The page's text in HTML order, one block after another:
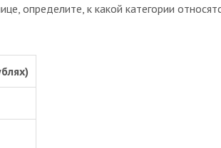
определите, к какой категории